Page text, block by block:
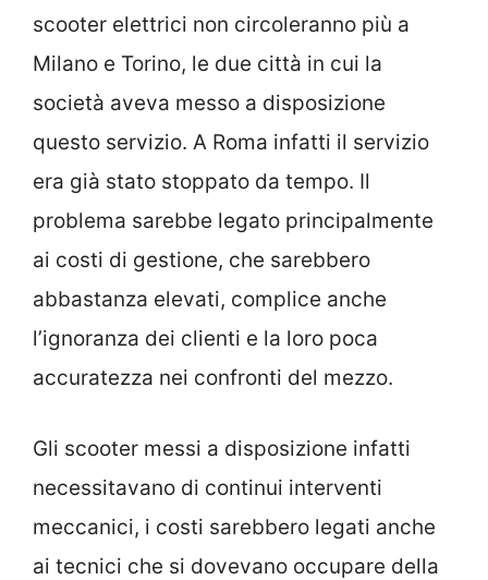
scooter elettrici non circoleranno più a
Milano e Torino, le due città in cui la
società aveva messo a disposizione
questo servizio. A Roma infatti il servizio
era già stato stoppato da tempo. Il
problema sarebbe legato principalmente
ai costi di gestione, che sarebbero
abbastanza elevati, complice anche
l’ignoranza dei clienti e la loro poca
accuratezza nei confronti del mezzo.
Gli scooter messi a disposizione infatti
necessitavano di continui interventi
meccanici, i costi sarebbero legati anche
ai tecnici che si dovevano occupare della